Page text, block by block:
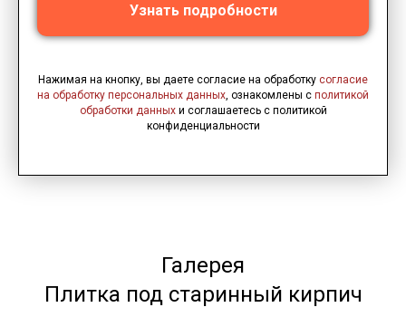
Узнать подробности
Нажимая на кнопку, вы даете согласие на обработку согласие
на обработку персональных данных , ознакомлены с политикой
обработки данныхи соглашаетесь c политикой
конфиденциальности
Галерея
Плитка под старинный кирпич